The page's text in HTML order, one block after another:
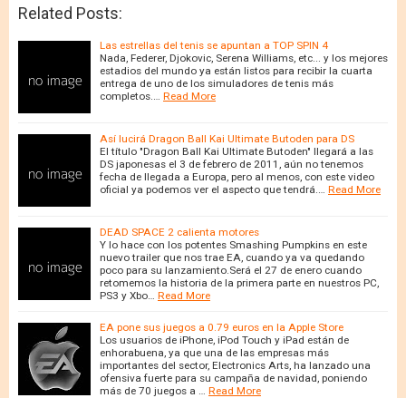
Related Posts:
Las estrellas del tenis se apuntan a TOP SPIN 4
Nada, Federer, Djokovic, Serena Williams, etc... y los mejores
estadios del mundo ya están listos para recibir la cuarta
entrega de uno de los simuladores de tenis más
completos.… Read More
Así lucirá Dragon Ball Kai Ultimate Butoden para DS
El título "Dragon Ball Kai Ultimate Butoden" llegará a las
DS japonesas el 3 de febrero de 2011, aún no tenemos
fecha de llegada a Europa, pero al menos, con este video
oficial ya podemos ver el aspecto que tendrá.… Read More
DEAD SPACE 2 calienta motores
Y lo hace con los potentes Smashing Pumpkins en este
nuevo trailer que nos trae EA, cuando ya va quedando
poco para su lanzamiento.Será el 27 de enero cuando
retomemos la historia de la primera parte en nuestros PC,
PS3 y Xbo… Read More
EA pone sus juegos a 0.79 euros en la Apple Store
Los usuarios de iPhone, iPod Touch y iPad están de
enhorabuena, ya que una de las empresas más
importantes del sector, Electronics Arts, ha lanzado una
ofensiva fuerte para su campaña de navidad, poniendo
más de 70 juegos a … Read More